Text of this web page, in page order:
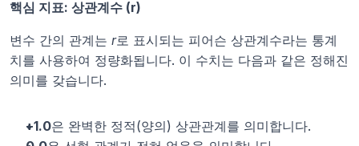
핵심 지표: 상관계수 (r)
변수 간의 관계는 r로 표시되는 피어슨 상관계수라는 통계
치를 사용하여 정량화됩니다. 이 수치는 다음과 같은 정해진
의미를 갖습니다.
+1.0은 완벽한 정적(양의) 상관관계를 의미합니다.